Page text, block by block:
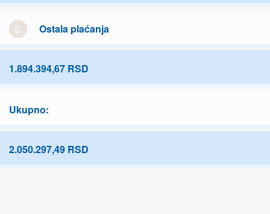
2. Ostala plaćanja
1.894.394,67 RSD
Ukupno:
2.050.297,49 RSD